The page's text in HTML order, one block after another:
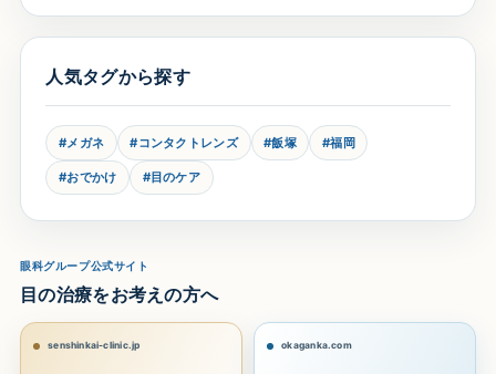
人気タグから探す
#メガネ #コンタクトレンズ #飯塚 #福岡
#おでかけ #目のケア
眼科グループ公式サイト
目の治療をお考えの方へ
senshinkai-clinic.jp okaganka.com